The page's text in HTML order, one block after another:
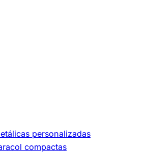
personalizadas
compactas